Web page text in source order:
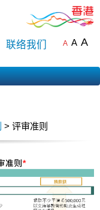
联络我们 A A A
> 评审准则